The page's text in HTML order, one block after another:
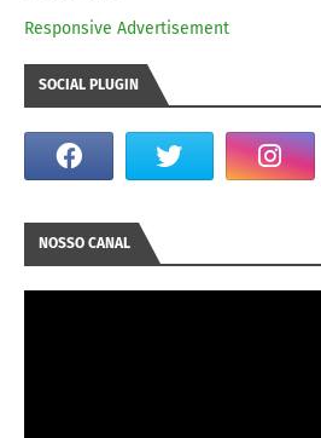
Responsive Advertisement
SOCIAL PLUGIN
NOSSO CANAL